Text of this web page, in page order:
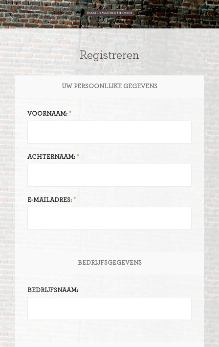
Registreren
UW PERSOONLIJKE GEGEVENS
VOORNAAM:
ACHTERNAAM:
E-MAILADRES:
BEDRIJFSGEGEVENS
BEDRIJFSNAAM: